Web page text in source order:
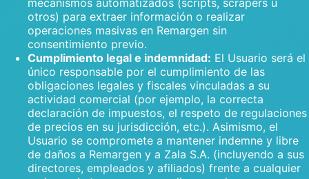
otros) para extraer información o realizar
operaciones masivas en Remargen sin
consentimiento previo.
Cumplimiento legal e indemnidad: El Usuario será el
único responsable por el cumplimiento de las
obligaciones legales y fiscales vinculadas a su
actividad comercial (por ejemplo, la correcta
declaración de impuestos, el respeto de regulaciones
de precios en su jurisdicción, etc.). Asimismo, el
Usuario se compromete a mantener indemne y libre
de daños a Remargen y a Zala S.A. (incluyendo a sus
directores, empleados y afiliados) frente a cualquier